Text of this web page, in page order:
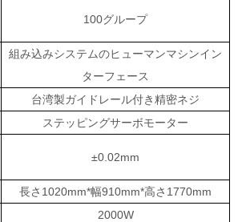
100グループ
組み込みシステムのヒューマンマシンイン
ターフェース
台湾製ガイドレール付き精密ネジ
ステッピングサーボモーター
±0.02mm
長さ1020mm*幅910mm*高さ1770mm
2000W